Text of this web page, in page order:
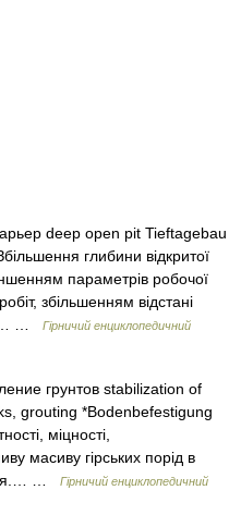
deep open pit Tieftagebau
глибини відкритої
параметрів робочої
збільшенням відстані
…
Гірничий енциклопедичний
грунтов stabilization of
grouting *Bodenbefestigung
міцності,
масиву гірських порід в
…
Гірничий енциклопедичний